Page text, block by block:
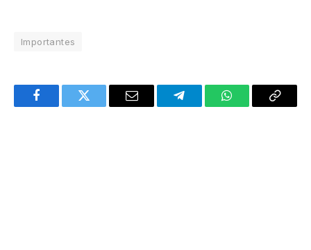
Importantes
FacebookTwitter Email TelegramWhatsAppCopy